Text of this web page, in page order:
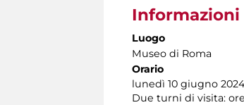
Informazioni
Luogo
Museo di Roma
Orario
lunedì 10 giugno 2024
Due turni di visita: ore